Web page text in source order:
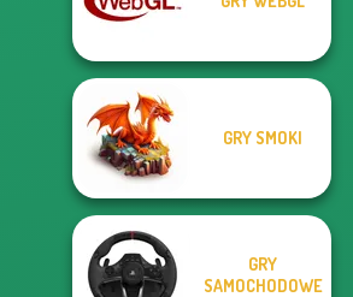
GRY SMOKI
GRY
SAMOCHODOWE